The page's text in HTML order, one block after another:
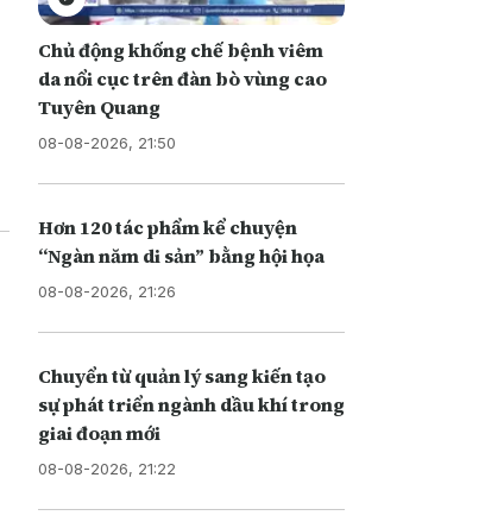
Chủ động khống chế bệnh viêm
da nổi cục trên đàn bò vùng cao
Tuyên Quang
08-08-2026, 21:50
Hơn 120 tác phẩm kể chuyện
“Ngàn năm di sản” bằng hội họa
08-08-2026, 21:26
Chuyển từ quản lý sang kiến tạo
sự phát triển ngành dầu khí trong
giai đoạn mới
08-08-2026, 21:22